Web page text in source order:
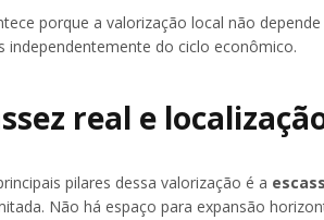
porque a valorização local não
independentemente do ciclo econômico.
real e
pilares dessa valorização é a
Não há espaço para expansão